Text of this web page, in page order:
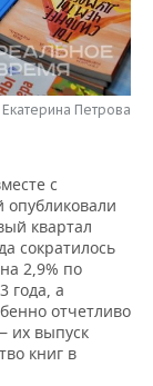
Петрова
с
опубликовали
квартал
сократилось
2,9% по
года, а
отчетливо
их выпуск
книг в